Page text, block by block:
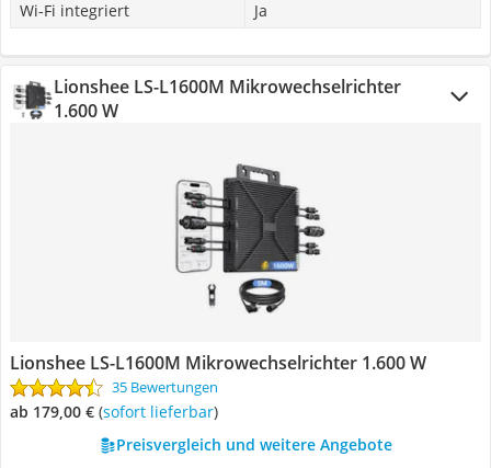
Wi-Fi integriert Ja
Lionshee LS-L1600M Mikrowechselrichter
1.600 W
Lionshee LS-L1600M Mikrowechselrichter 1.600 W
35 Bewertungen
ab 179,00 € ( Sofort lieferbar)
Preisvergleich und weitere Angebote